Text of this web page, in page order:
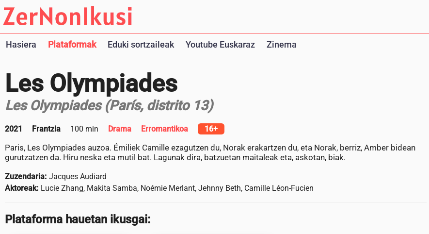
Hasiera Plataformak Eduki sortzaileak Youtube Euskaraz Zinema
Les Olympiades
Les Olympiades (París, distrito 13)
2021 Frantzia 100 min Drama Erromantikoa 16+
Paris, Les Olympiades auzoa. Émiliek Camille ezagutzen du, Norak erakartzen du, eta Norak, berriz, Amber bidean
gurutzatzen da. Hiru neska eta mutil bat. Lagunak dira, batzuetan maitaleak eta, askotan, biak.
Zuzendaria: Jacques Audiard
Aktoreak: Lucie Zhang, Makita Samba, Noémie Merlant, Jehnny Beth, Camille Léon-Fucien
Plataforma hauetan ikusgai: